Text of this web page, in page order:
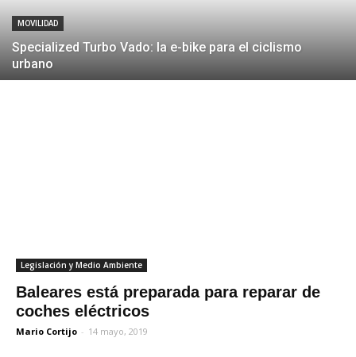
MOVILIDAD
Specialized Turbo Vado: la e-bike para el ciclismo
urbano
Legislación y Medio Ambiente
Baleares está preparada para reparar de
coches eléctricos
Mario Cortijo - 14 mayo, 2019